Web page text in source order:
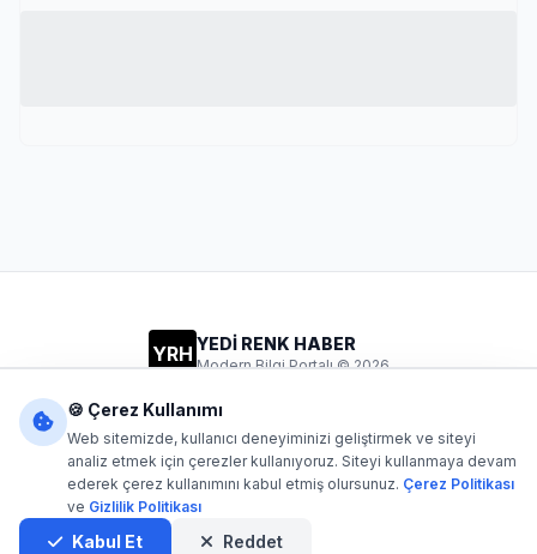
YRH YEDİ RENK HABER
Modern Bilgi Portalı © 2026
Dijital1- Tüm hakları saklıdır. Kaynak gösterilmeden içerik
🍪 Çerez Kullanımı
Web sitemizde, kullanıcı deneyiminizi geliştirmek ve siteyi
analiz etmek için çerezler kullanıyoruz. Siteyi kullanmaya devam
ederek çerez kullanımını kabul etmiş olursunuz. Çerez Politikası
ve Gizlilik Politikası
Kabul Et Reddet